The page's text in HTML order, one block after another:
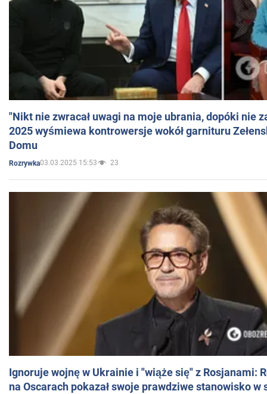
"Nikt nie zwracał uwagi na moje ubrania, dopóki nie
2025 wyśmiewa kontrowersje wokół garnituru
Domu
Rozrywka03.03.2025 15:53 23
Ignoruje wojnę w Ukrainie i "wiąże się" z Rosjanami:
na Oscarach pokazał swoje prawdziwe stanowisko w